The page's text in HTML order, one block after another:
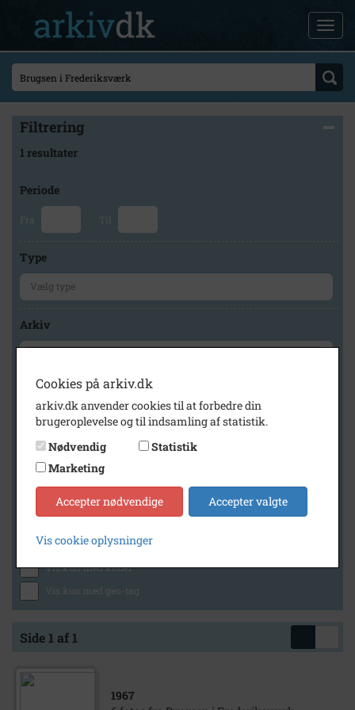
Filtrering
1 resultater
Periode
Fra Til
Type
Arkiv
Geografi
Generelt
Vis kun med billeder
Vis kun med lydklip
Vis kun med kilder
Vis kun med geo-tag
Side 1 af 1
1967
Cookies på arkiv.dk
arkiv.dk anvender cookies til at forbedre din
brugeroplevelse og til indsamling af statistik.
Nødvendig
Statistik
Marketing
Accepter nødvendige Accepter valgte
Vis cookie oplysninger